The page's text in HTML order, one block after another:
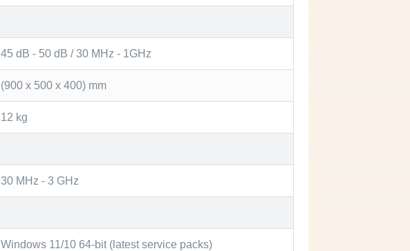
45 dB - 50 dB / 30 MHz - 1GHz
(900 x 500 x 400) mm
12 kg
30 MHz - 3 GHz
Windows 11/10 64-bit (latest service packs)